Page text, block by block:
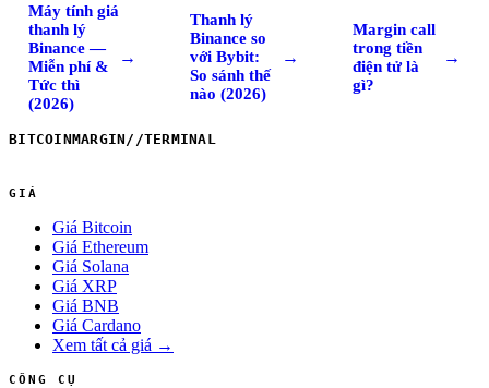
Máy tính giá
thanh lý
Binance —
Miễn phí &
Tức thì
(2026)
→
Thanh lý
Binance so
với Bybit:
So sánh thế
nào (2026)
→
Margin call
trong tiền
điện tử là
gì?
→
BITCOINMARGIN //TERMINAL
GIÁ
Giá Bitcoin
Giá Ethereum
Giá Solana
Giá XRP
Giá BNB
Giá Cardano
Xem tất cả giá →
CÔNG CỤ